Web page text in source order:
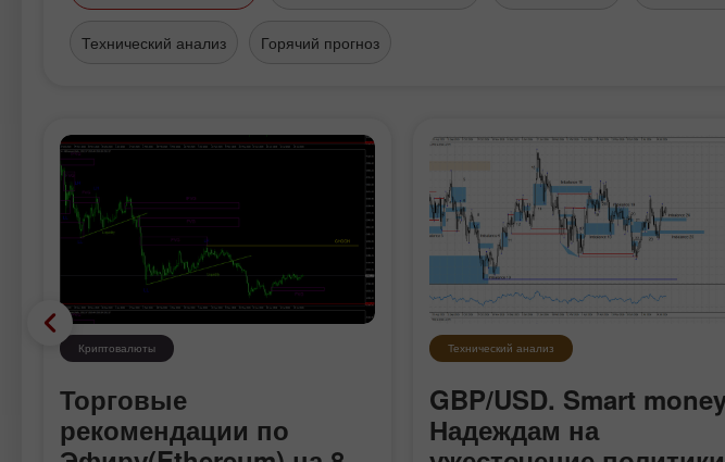
Технический анализ Горячий прогноз
Криптовалюты
Торговые
рекомендации по
Технический анализ
GBP/USD. Smart
Надеждам на